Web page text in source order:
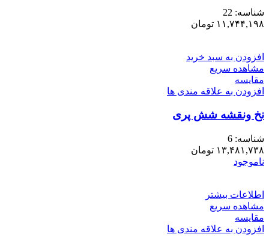
شناسه: 22
۱۱,۷۴۴,۱۹۸ تومان
افزودن به سبد خرید
مشاهده سریع
مقایسه
افزودن به علاقه مندی ها
نخ ونقشه شش پری
شناسه: 6
۱۳,۴۸۱,۷۳۸ تومان
ناموجود
اطلاعات بیشتر
مشاهده سریع
مقایسه
افزودن به علاقه مندی ها